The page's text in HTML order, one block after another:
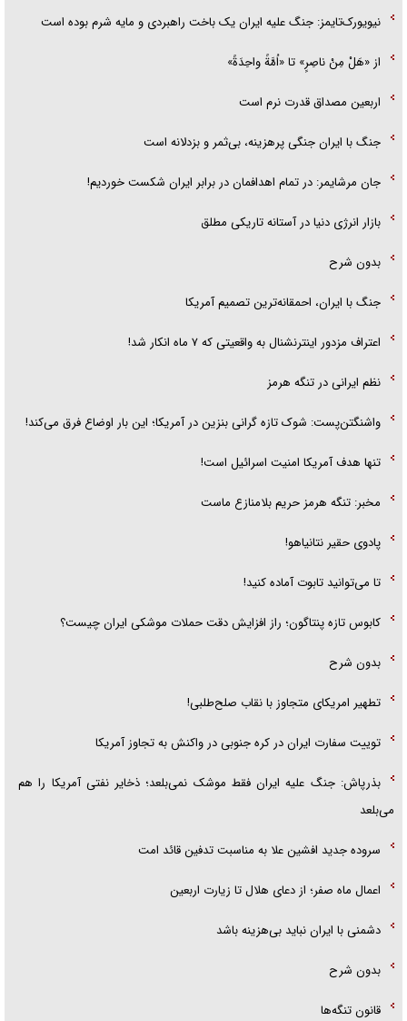
نیویورک‌تایمز: جنگ علیه ایران یک باخت راهبردی و مایه شرم بوده است
از «هَلْ مِنْ ناصِرٍ» تا «اُمَّةً واحِدَةً»
اربعین مصداق قدرت نرم است
جنگ با ایران جنگی پرهزینه، بی‌ثمر و بزدلانه است
جان مرشایمر: در تمام اهدافمان در برابر ایران شکست خوردیم!
بازار انرژی دنیا در آستانه تاریکی مطلق
بدون شرح
جنگ با ایران، احمقانه‌ترین تصمیم آمریکا
اعتراف مزدور اینترنشنال به واقعیتی که ۷ ماه انکار شد!
نظم ایرانی در تنگه هرمز
واشنگتن‌پست: شوک تازه گرانی بنزین در آمریکا؛ این بار اوضاع فرق می‌کند!
تنها هدف آمریکا امنیت اسرائیل است!
مخبر: تنگه هرمز حریم بلامنازع ماست
پادوی حقیر نتانیاهو!
تا می‌توانید تابوت آماده کنید!
کابوس تازه پنتاگون؛ راز افزایش دقت حملات موشکی ایران چیست؟
بدون شرح
تطهیر امریکای متجاوز با نقاب صلح‌طلبی!
توییت سفارت ایران در کره جنوبی در واکنش به تجاوز آمریکا
بذرپاش: ‏جنگ علیه ایران فقط موشک نمی‌بلعد؛ ذخایر نفتی آمریکا را هم
می‌بلعد
سروده جدید افشین علا به مناسبت تدفین قائد امت
اعمال ماه صفر؛ از دعای هلال تا زیارت اربعین
دشمنی با ایران نباید بی‌هزینه باشد
بدون شرح
قانون تنگه‌ها